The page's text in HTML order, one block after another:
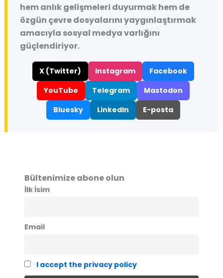
hem anlık gelişmeleri duyurmak hem de
özgün çevre dosyalarını yaygınlaştırmak
amacıyla sosyal medya varlığını
güçlendiriyor.
X (Twitter) Instagram
Facebook
YouTube
Telegram
Mastodon
Bluesky
LinkedIn E-posta
Bültenimize abone olun
İlk İsim
Email
I accept the privacy policy